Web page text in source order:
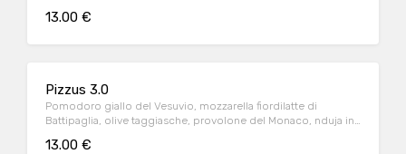
13.00 €
Pizzus 3.0
Pomodoro giallo del Vesuvio, mozzarella fiordilatte di
Battipaglia, olive taggiasche, provolone del Monaco, nduja in
13.00 €